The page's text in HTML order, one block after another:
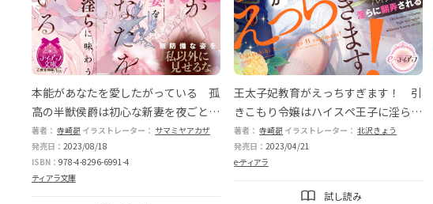
本能があなたを愛したがっている 孤
高の半獣侯爵は初心な新妻を夜ごと淫
らに味わう
著者： 寺崎昴 イラストレーター： サマミヤアカザ
発売日： 2023/08/18
ISBN： 978-4-8296-6991-4
ティアラ文庫
王太子妃教育がえっちすぎます！ 引
きこもり令嬢はハイスペ王子に淫らに
翻弄される
著者：寺崎昴 イラストレーター：北沢きょう
発売日：2023/04/21
e-ティアラ
試し読み